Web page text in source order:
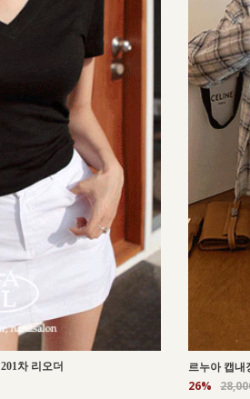
201차 리오더 르누아 캡내
26%